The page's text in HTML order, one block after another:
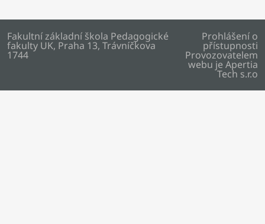
Fakultní základní škola Pedagogické
fakulty UK, Praha 13, Trávníčkova
1744
Prohlášení o
přístupnosti
Provozovatelem
webu je Apertia
Tech s.r.o